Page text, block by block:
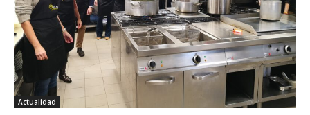
Actualidad